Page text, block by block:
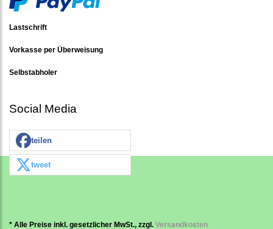
Lastschrift
Vorkasse per Überweisung
Selbstabholer
Social Media
teilen
tweet
* Alle Preise inkl. gesetzlicher MwSt., zzgl. Versandkosten